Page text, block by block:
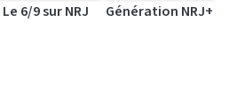
Le 6/9 sur NRJ Génération NRJ+